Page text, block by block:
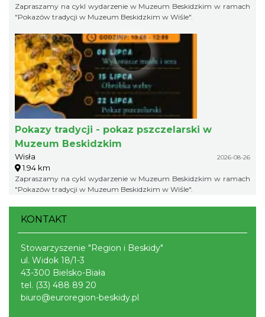
Zapraszamy na cykl wydarzenie w Muzeum Beskidzkim w ramach
"Pokazów tradycji w Muzeum Beskidzkim w Wiśle".
Pokazy tradycji - pokaz pszczelarski w
Muzeum Beskidzkim
Wisła 2026-08-26
1.94 km
Zapraszamy na cykl wydarzenie w Muzeum Beskidzkim w ramach
"Pokazów tradycji w Muzeum Beskidzkim w Wiśle".
KONTAKT
Stowarzyszenie "Region i Beskidy"
ul. Widok 18/1-3
43-300 Bielsko-Biała
tel. (33) 488 89 20
biuro@euroregion-beskidy.pl